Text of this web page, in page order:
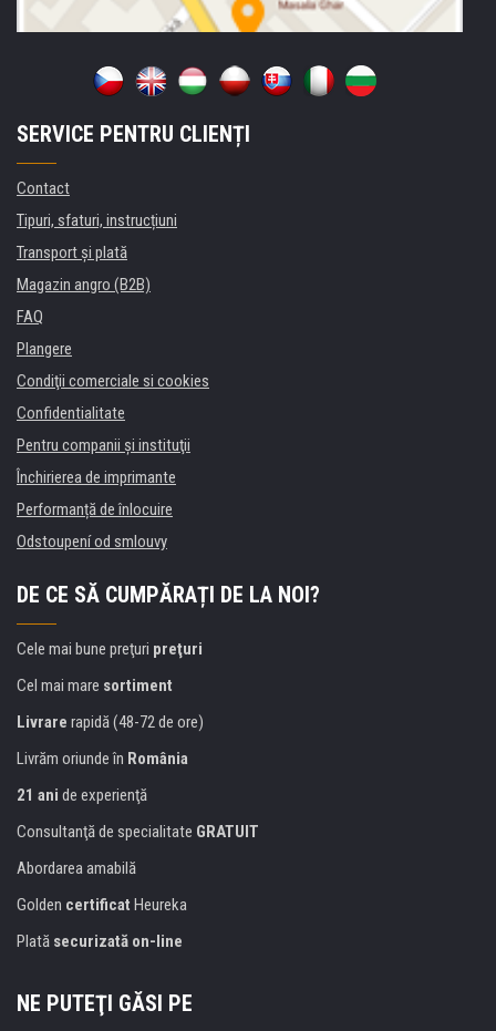
SERVICE PENTRU CLIENȚI
Contact
Tipuri, sfaturi, instrucțiuni
Transport şi plată
Magazin angro (B2B)
FAQ
Plangere
Condiţii comerciale si cookies
Confidentialitate
Pentru companii și instituţii
Închirierea de imprimante
Performanță de înlocuire
Odstoupení od smlouvy
DE CE SĂ CUMPĂRAȚI DE LA NOI?
Cele mai bune preţuri preţuri
Cel mai mare sortiment
Livrare rapidă (48-72 de ore)
Livrăm oriunde în România
21 ani de experienţă
Consultanţă de specialitate GRATUIT
Abordarea amabilă
Golden certificat Heureka
Plată securizată on-line
NE PUTEŢI GĂSI PE